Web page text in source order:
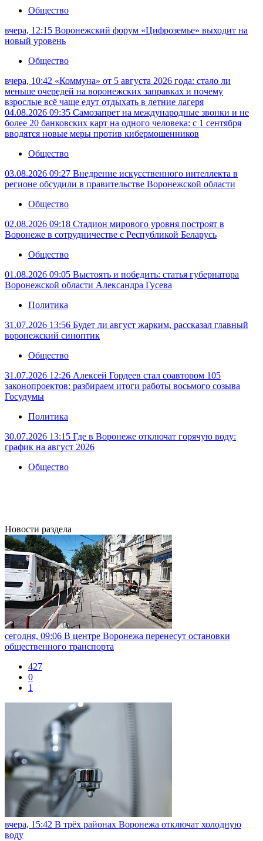
Общество
вчера, 12:15 Воронежский форум «Цифроземье» выходит на
новый уровень
Общество
вчера, 10:42 «Коммуна» от 5 августа 2026 года: стало ли
меньше очередей на воронежских заправках и почему
взрослые всё чаще едут отдыхать в летние лагеря
04.08.2026 09:35 Самозапрет на международные звонки и не
более 20 банковских карт на одного человека: с 1 сентября
вводятся новые меры против кибермошенников
Общество
03.08.2026 09:27 Внедрение искусственного интеллекта в
регионе обсудили в правительстве Воронежской области
Общество
02.08.2026 09:18 Стадион мирового уровня построят в
Воронеже в сотрудничестве с Республикой Беларусь
Общество
01.08.2026 09:05 Выстоять и победить: статья губернатора
Воронежской области Александра Гусева
Политика
31.07.2026 13:56 Будет ли август жарким, рассказал главный
воронежский синоптик
Общество
31.07.2026 12:26 Алексей Гордеев стал соавтором 105
законопроектов: разбираем итоги работы восьмого созыва
Госудумы
Политика
30.07.2026 13:15 Где в Воронеже отключат горячую воду:
график на август 2026
Общество
Новости раздела
сегодня, 09:06 В центре Воронежа перенесут остановки
общественного транспорта
427
0
1
вчера, 15:42 В трёх районах Воронежа отключат холодную
воду